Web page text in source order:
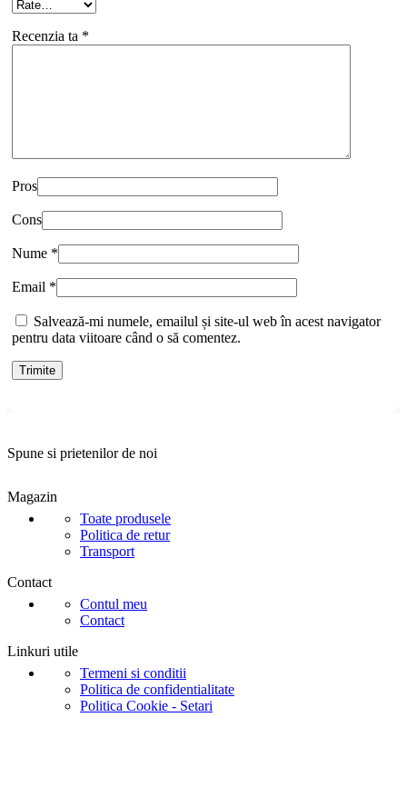
Recenzia ta *
Pros
Cons
Nume *
Email *
Salvează-mi numele, emailul și site-ul web în acest navigator
pentru data viitoare când o să comentez.
Spune si prietenilor de noi
Magazin
Toate produsele
Politica de retur
Transport
Contact
Contul meu
Contact
Linkuri utile
Termeni si conditii
Politica de confidentialitate
Politica Cookie - Setari